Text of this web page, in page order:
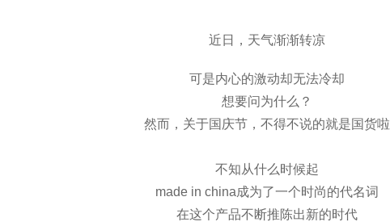
近日，天气渐渐转凉
可是内心的激动却无法冷却
想要问为什么？
然而，关于国庆节，不得不说的就是国货啦
不知从什么时候起
made in china成为了一个时尚的代名词
在这个产品不断推陈出新的时代